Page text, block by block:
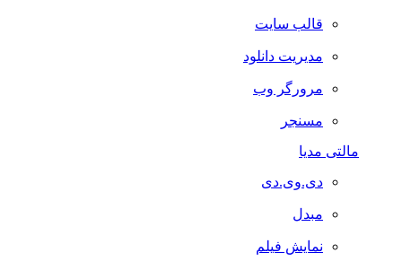
قالب سایت
مدیریت دانلود
مرورگر وب
مسنجر
مالتی مدیا
دی.وی.دی
مبدل
نمایش فیلم